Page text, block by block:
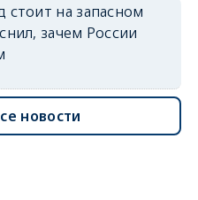
на запасном
зачем России
новости